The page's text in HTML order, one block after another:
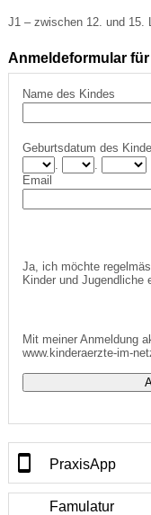
J1 – zwischen 12. und 15.
Anmeldeformular
Name des Kindes
Geburtsdatum des
Email
Ja, ich möchte
Kinder und Jugendliche
Mit meiner Anmeldung
www.kinderaerzte-im-
PraxisApp
Famulatur